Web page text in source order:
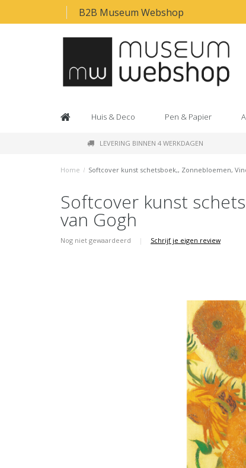
B2B Museum Webshop
Huis & Deco Pen & Papier
LEVERING BINNEN 4 WERKDAGEN
Home / Softcover kunst schetsboek,, Zonnebloemen,
Softcover kunst
van Gogh
Nog niet gewaardeerd | Schrijf je eigen review